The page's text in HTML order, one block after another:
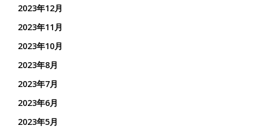
2023年12月
2023年11月
2023年10月
2023年8月
2023年7月
2023年6月
2023年5月